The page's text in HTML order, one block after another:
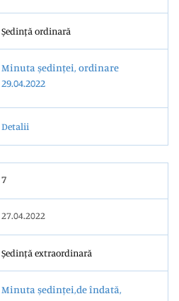
Ședință ordinară
Minuta ședinței, ordinare
29.04.2022
Detalii
7
27.04.2022
Ședință extraordinară
Minuta ședinței,de îndată,